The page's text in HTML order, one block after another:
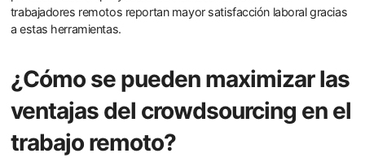
trabajadores remotos reportan mayor satisfacción laboral gracias
a estas herramientas.
¿Cómo se pueden maximizar las
ventajas del crowdsourcing en el
trabajo remoto?